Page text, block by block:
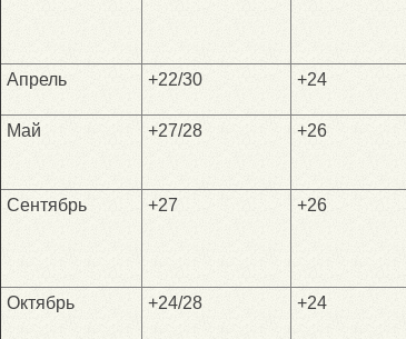
Апрель +22/30 +24
Май
+27/28 +26
Сентябрь +27 +26
Октябрь +24/28 +24